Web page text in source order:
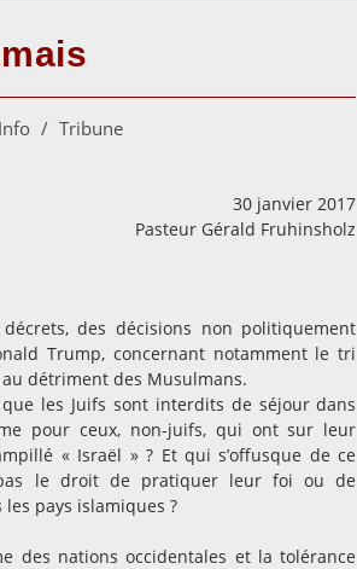
/ Tribune
30 janvier 2017
Pasteur Gérald Fruhinsholz
des décisions non politiquement
Trump, concernant notamment le tri
détriment des Musulmans.
les Juifs sont interdits de séjour dans
pour ceux, non-juifs, qui ont sur leur
« Israël » ? Et qui s’offusque de ce
le droit de pratiquer leur foi ou de
pays islamiques ?
des nations occidentales et la tolérance